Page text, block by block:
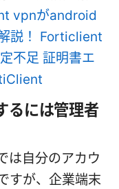
vpnがandroid
説！ Forticlient
不足 証明書エ
るには管理者
は自分のアカウ
すが、企業端末